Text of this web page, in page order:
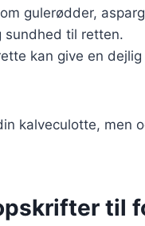
gulerødder,
sundhed til retten.
kan give en
kalveculotte, men
til